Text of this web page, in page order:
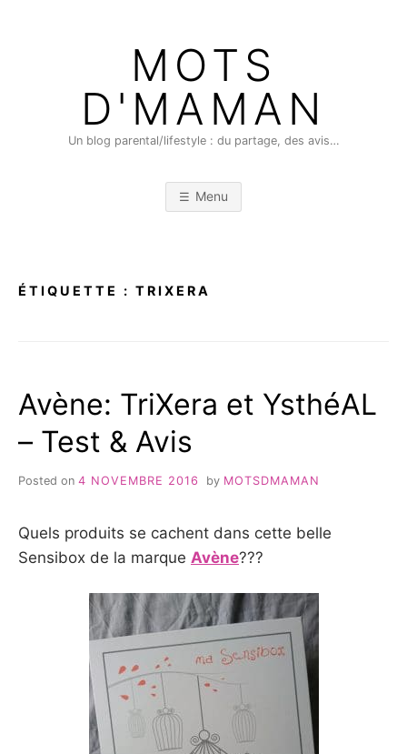
MOTS
D'MAMAN
Un blog parental/lifestyle : du partage, des avis…
Menu
ÉTIQUETTE : TRIXERA
Avène: TriXera et YsthéAL
– Test & Avis
Posted on 4 NOVEMBRE 2016 by MOTSDMAMAN
Quels produits se cachent dans cette belle
Sensibox de la marque Avène???